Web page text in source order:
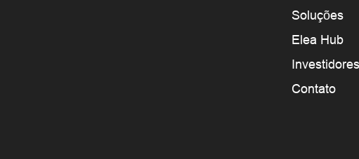
Soluções
Elea Hub
Investidores
Contato